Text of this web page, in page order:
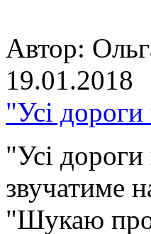
Автор:
19.01.2018
"Усі дороги
"Усі дороги
звучатиме
"Шукаю